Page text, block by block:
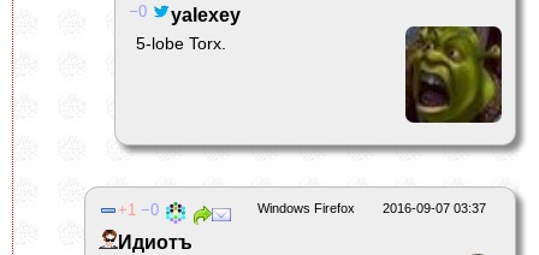
0
yalexey
5-lobe Torx.
2016-09-07 03:37
Windows Firefox
1 0
Идиотъ